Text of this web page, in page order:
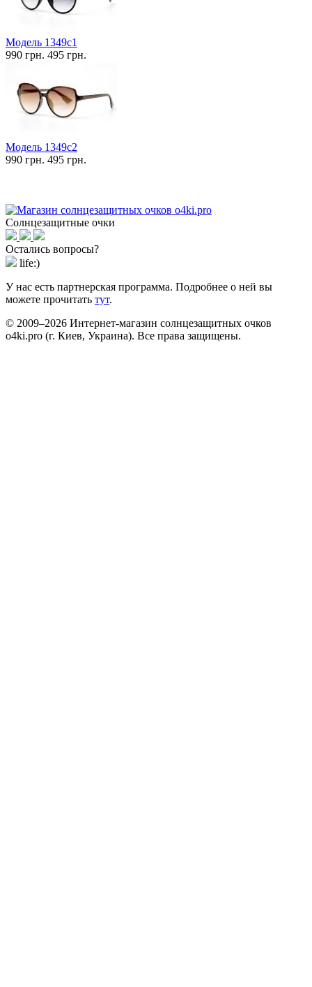
Модель 1349c1
990 грн. 495 грн.
Модель 1349c2
990 грн. 495 грн.
Солнцезащитные очки
Остались вопросы?
life:)
У нас есть партнерская программа. Подробнее о ней вы
можете прочитать тут.
© 2009–2026 Интернет-магазин солнцезащитных очков
o4ki.pro (г. Киев, Украина). Все права защищены.